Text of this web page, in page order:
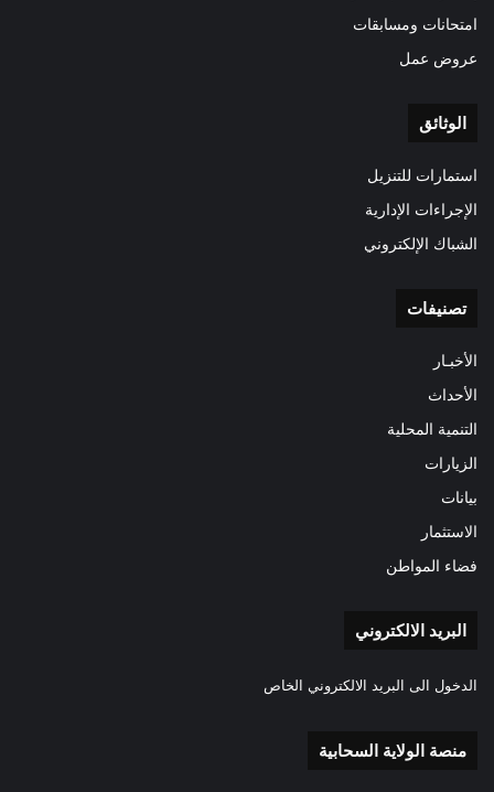
امتحانات ومسابقات
عروض عمل
الوثائق
استمارات للتنزيل
الإجراءات الإدارية
الشباك الإلكتروني
تصنيفات
الأخبـار
الأحداث
التنمية المحلية
الزيارات
بيانات
الاستثمار
فضاء المواطن
البريد الالكتروني
الدخول الى البريد الالكتروني الخاص
منصة الولاية السحابية